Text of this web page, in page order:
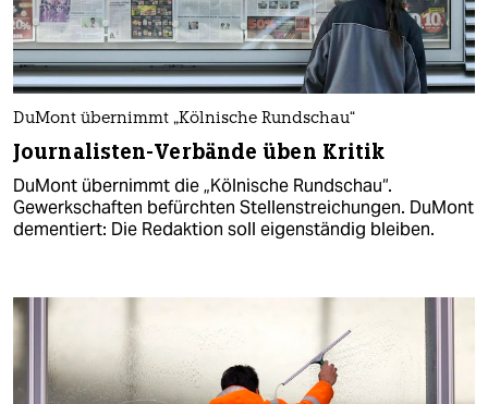
DuMont übernimmt „Kölnische Rundschau“
Journalisten-Verbände üben Kritik
DuMont übernimmt die „Kölnische Rundschau“.
Gewerkschaften befürchten Stellenstreichungen. DuMont
dementiert: Die Redaktion soll eigenständig bleiben.